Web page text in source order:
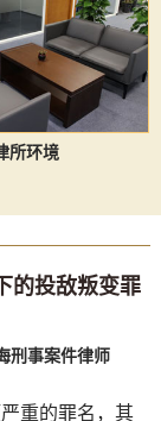
所环境
的投敌叛变罪
刑事案件律师
重的罪名，其